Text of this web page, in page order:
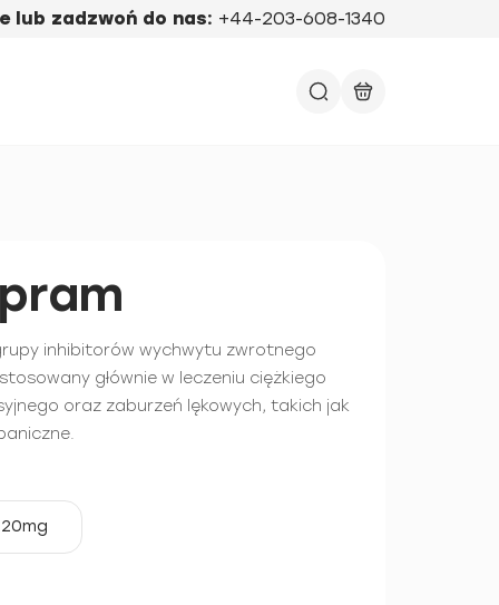
lub zadzwoń do nas: +44-203-608-1340
inhibitorów wychwytu zwrotnego
głównie w leczeniu ciężkiego
oraz zaburzeń lękowych, takich jak
20mg